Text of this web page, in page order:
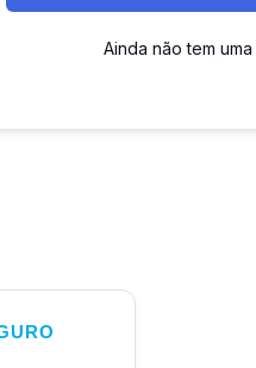
Ainda não tem